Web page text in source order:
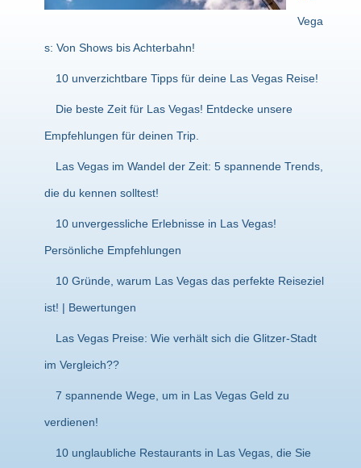
Vega
s: Von Shows bis Achterbahn!
10 unverzichtbare Tipps für deine Las Vegas Reise!
Die beste Zeit für Las Vegas! Entdecke unsere
Empfehlungen für deinen Trip.
Las Vegas im Wandel der Zeit: 5 spannende Trends,
die du kennen solltest!
10 unvergessliche Erlebnisse in Las Vegas!
Persönliche Empfehlungen
10 Gründe, warum Las Vegas das perfekte Reiseziel
ist! | Bewertungen
Las Vegas Preise: Wie verhält sich die Glitzer-Stadt
im Vergleich??
7 spannende Wege, um in Las Vegas Geld zu
verdienen!
10 unglaubliche Restaurants in Las Vegas, die Sie